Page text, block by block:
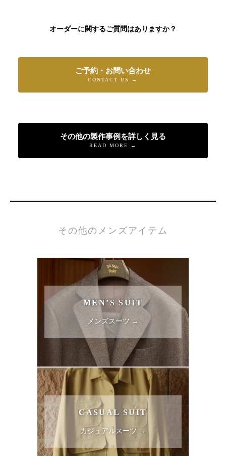
オーダーに関するご質問はありますか？
ご予約・お問い合わせ
CONTACT US →
その他の製作事例を詳しく見る
READ MORE →
その他のメンズアイテム
MEN’S SUIT
メンズスーツ →
CASUAL SUIT
カジュアルスーツ →